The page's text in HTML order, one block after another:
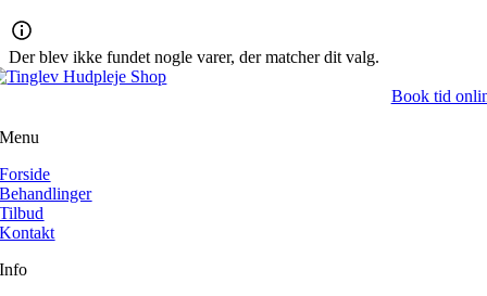
Der blev ikke fundet nogle varer, der matcher dit valg.
Book tid
Menu
Forside
Behandlinger
Tilbud
Kontakt
Info